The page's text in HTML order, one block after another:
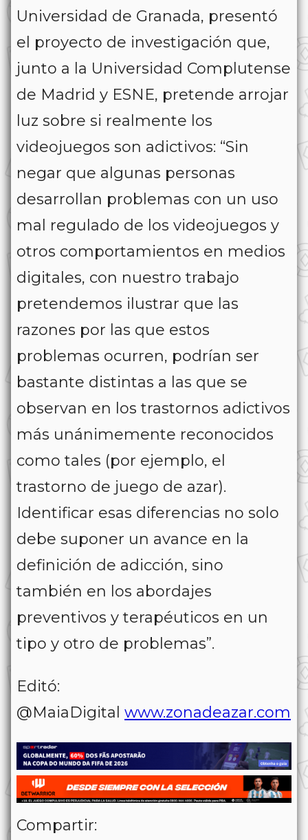
Universidad de Granada, presentó
el proyecto de investigación que,
junto a la Universidad Complutense
de Madrid y ESNE, pretende arrojar
luz sobre si realmente los
videojuegos son adictivos: “Sin
negar que algunas personas
desarrollan problemas con un uso
mal regulado de los videojuegos y
otros comportamientos en medios
digitales, con nuestro trabajo
pretendemos ilustrar que las
razones por las que estos
problemas ocurren, podrían ser
bastante distintas a las que se
observan en los trastornos adictivos
más unánimemente reconocidos
como tales (por ejemplo, el
trastorno de juego de azar).
Identificar esas diferencias no solo
debe suponer un avance en la
definición de adicción, sino
también en los abordajes
preventivos y terapéuticos en un
tipo y otro de problemas”.
Editó:
@MaiaDigital www.zonadeazar.com
Compartir: